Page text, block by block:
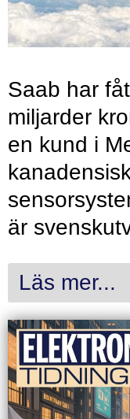
Saab har
miljarder
en kund i
är
Läs mer...